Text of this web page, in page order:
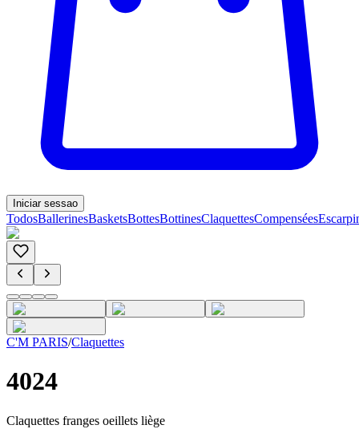
Iniciar sessao
TodosBallerinesBasketsBottesBottinesClaquettesCompensées
C'M PARIS/Claquettes
4024
Claquettes franges oeillets liège